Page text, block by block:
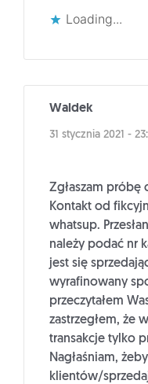
Loading...
Waldek
31 stycznia 2021 -
Zgłaszam próbę
Kontakt od
whatsup.
należy podać nr
jest się
wyrafinowany
przeczytałem
zastrzegłem, że
transakcje tylko
Nagłaśniam,
klientów/